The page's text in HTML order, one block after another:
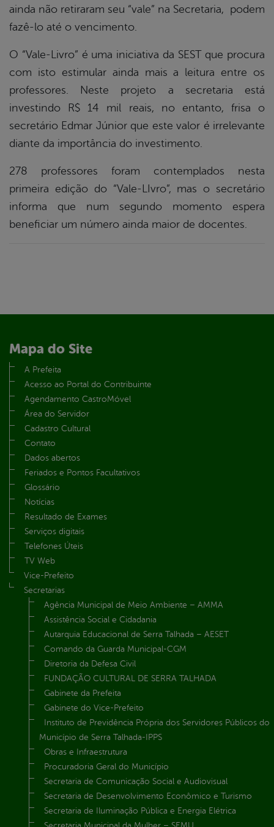
ainda não retiraram seu “vale” na Secretaria, podem
fazê-lo até o vencimento.
O “Vale-Livro” é uma iniciativa da SEST que procura
com isto estimular ainda mais a leitura entre os
professores. Neste projeto a secretaria está
investindo R$ 14 mil reais, no entanto, frisa o
secretário Edmar Júnior que este valor é irrelevante
diante da importância do investimento.
278 professores foram contemplados nesta
primeira edição do “Vale-LIvro”, mas o secretário
informa que num segundo momento espera
beneficiar um número ainda maior de docentes.
Mapa do Site
A Prefeita
Acesso ao Portal do Contribuinte
Agendamento CastroMóvel
Área do Servidor
Cadastro Cultural
Contato
Dados abertos
Feriados e Pontos Facultativos
Glossário
Notícias
Resultado de Exames
Serviços digitais
Telefones Úteis
TV Web
Vice-Prefeito
Secretarias
Agência Municipal de Meio Ambiente – AMMA
Assistência Social e Cidadania
Autarquia Educacional de Serra Talhada – AESET
Comando da Guarda Municipal-CGM
Diretoria da Defesa Civil
FUNDAÇÃO CULTURAL DE SERRA TALHADA
Gabinete da Prefeita
Gabinete do Vice-Prefeito
Instituto de Previdência Própria dos Servidores Públicos do
Município de Serra Talhada-IPPS
Obras e Infraestrutura
Procuradoria Geral do Município
Secretaria de Comunicação Social e Audiovisual
Secretaria de Desenvolvimento Econômico e Turismo
Secretaria de Iluminação Pública e Energia Elétrica